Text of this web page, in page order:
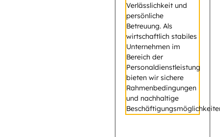
Verlässlichkeit und
persönliche
Betreuung. Als
wirtschaftlich stabiles
Unternehmen im
Bereich der
Personaldienstleistung
bieten wir sichere
Rahmenbedingungen
und nachhaltige